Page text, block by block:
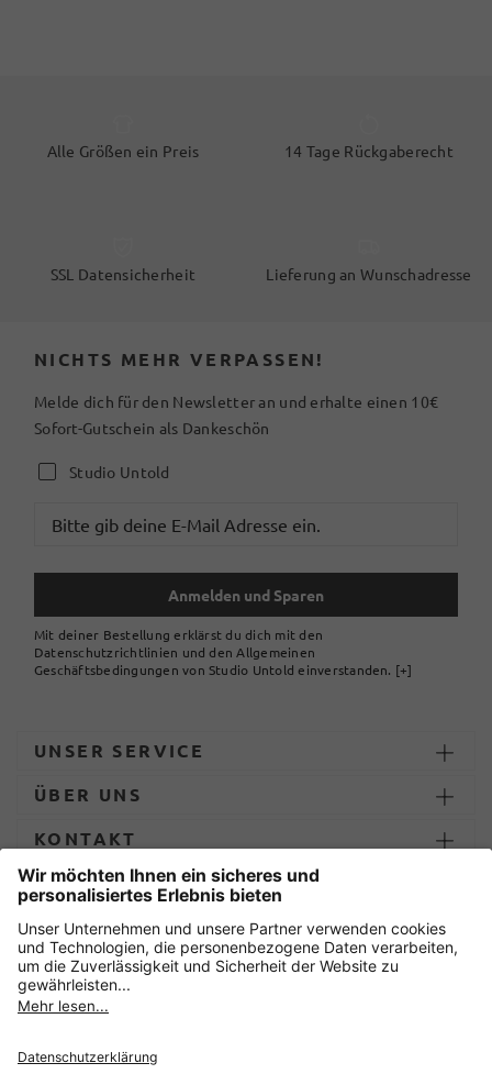
Alle Größen ein Preis 14 Tage Rückgaberecht
SSL Datensicherheit Lieferung an Wunschadresse
NICHTS MEHR VERPASSEN!
Melde dich für den Newsletter an und erhalte einen 10€
Sofort-Gutschein als Dankeschön
Studio Untold
Anmelden und Sparen
Mit deiner Bestellung erklärst du dich mit den
Datenschutzrichtlinien und den Allgemeinen
Geschäftsbedingungen von Studio Untold einverstanden. [+]
UNSER SERVICE
ÜBER UNS
KONTAKT
ZAHLUNG UND LIEFERUNG
Sicher einkaufen mit